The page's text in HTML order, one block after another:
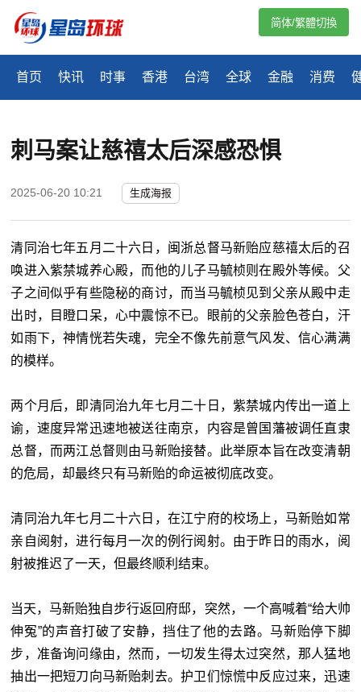
首页 快讯 时事 香港 台湾 全球 金融 消费
简体/繁體切換
刺马案让慈禧太后深感恐惧
2025-06-20 10:21 生成海报
清同治七年五月二十六日，闽浙总督马新贻应慈禧太后的召
唤进入紫禁城养心殿，而他的儿子马毓桢则在殿外等候。父
子之间似乎有些隐秘的商讨，而当马毓桢见到父亲从殿中走
出时，目瞪口呆，心中震惊不已。眼前的父亲脸色苍白，汗
如雨下，神情恍若失魂，完全不像先前意气风发、信心满满
的模样。
两个月后，即清同治九年七月二十日，紫禁城内传出一道上
谕，速度异常迅速地被送往南京，内容是曾国藩被调任直隶
总督，而两江总督则由马新贻接替。此举原本旨在改变清朝
的危局，却最终只有马新贻的命运被彻底改变。
清同治九年七月二十六日，在江宁府的校场上，马新贻如常
亲自阅射，进行每月一次的例行阅射。由于昨日的雨水，阅
射被推迟了一天，但最终顺利结束。
当天，马新贻独自步行返回府邸，突然，一个高喊着“给大帅
伸冤”的声音打破了安静，挡住了他的去路。马新贻停下脚
步，准备询问缘由，然而，一切发生得太过突然，那人猛地
抽出一把短刀向马新贻刺去。护卫们惊慌中反应过来，迅速